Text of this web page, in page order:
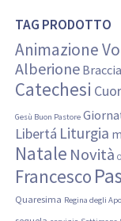
TAG PRODOTTO
Animazione
Alberione
Catechesi
Gesù Buon Pastore
Libertá Liturgia
Natale Novità
Francesco
Quaresima Regina degli